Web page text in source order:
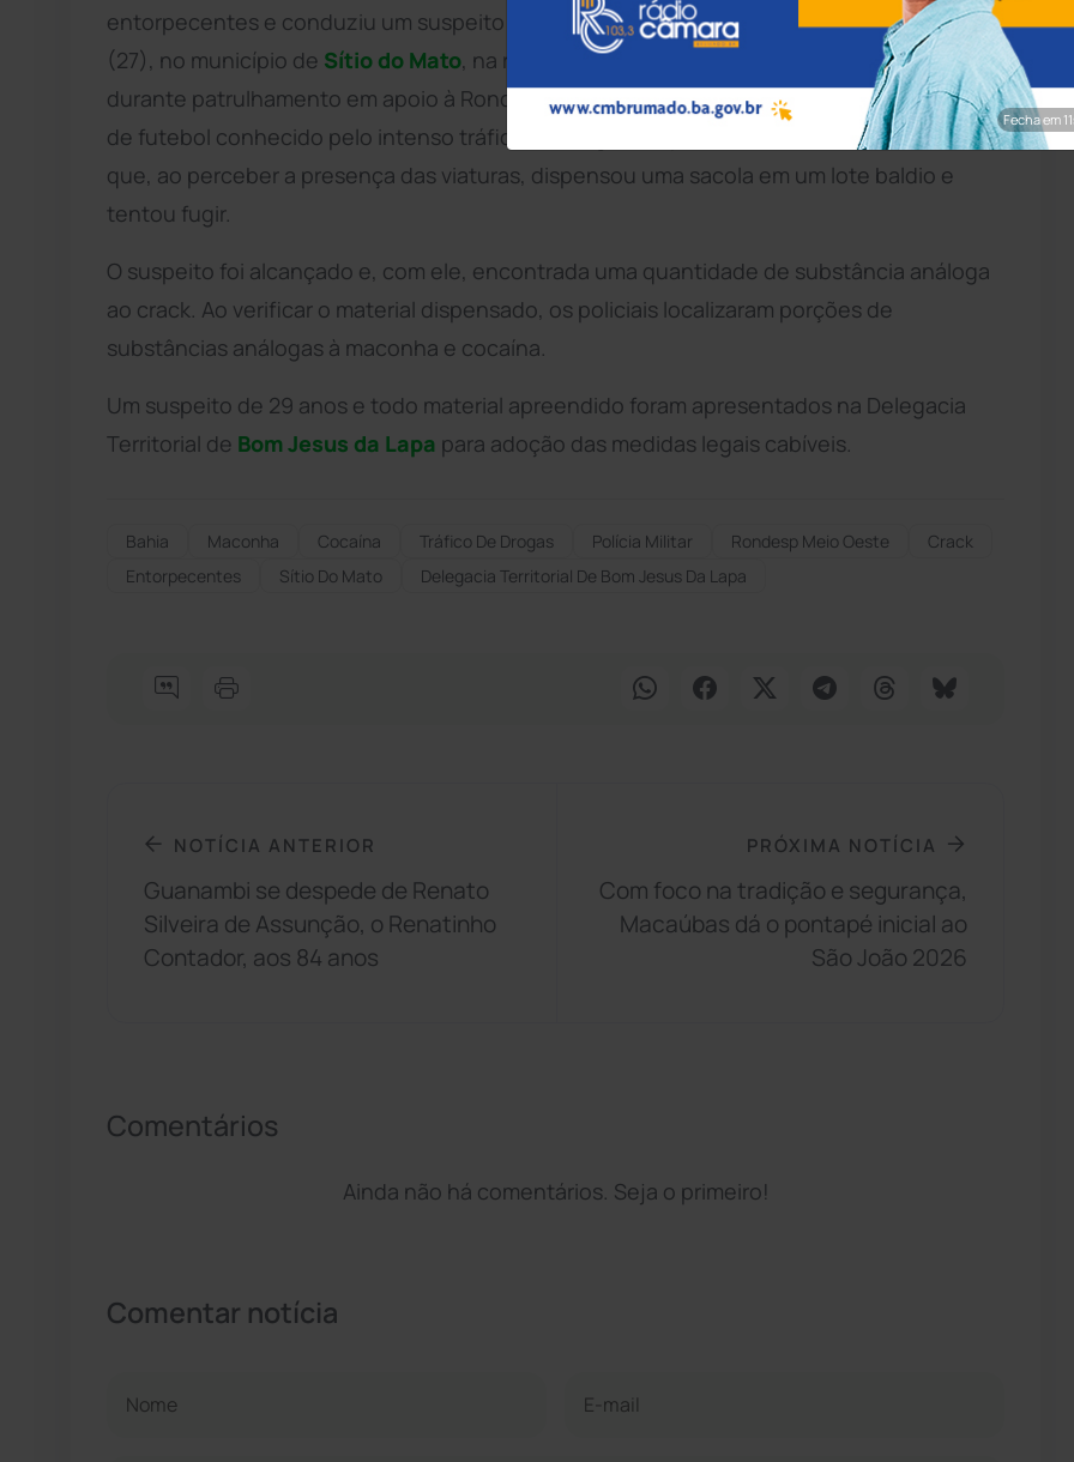
entorpecentes e conduziu um suspeito por tráfico de drogas na noite desta quarta-feira
(27), no município de Sítio do Mato, na região oeste da
. Por volta de 19h30,
durante patrulhamento em apoio à Rondesp Meio Oeste, nas imediações de um campo
de futebol conhecido pelo intenso tráfico de drogas, os policiais avistaram um indivíduo
que, ao perceber a presença das viaturas, dispensou uma sacola em um lote baldio e
tentou fugir.
O suspeito foi alcançado e, com ele, encontrada uma quantidade de substância análoga
ao crack. Ao verificar o material dispensado, os policiais localizaram porções de
substâncias análogas à maconha e cocaína.
Um suspeito de 29 anos e todo material apreendido foram apresentados na Delegacia
Territorial de Bom Jesus da Lapa para adoção das medidas legais cabíveis.
Bahia Maconha Cocaína Tráfico De Drogas Polícia Militar Rondesp Meio Oeste
Crack
Entorpecentes
Sítio Do Mato Delegacia Territorial De Bom Jesus Da Lapa
NOTÍCIA ANTERIOR
Guanambi se despede de Renato
Silveira de Assunção, o Renatinho
Contador, aos 84 anos
PRÓXIMA NOTÍCIA
Com foco na tradição e segurança,
Macaúbas dá o pontapé inicial ao
São João 2026
Comentários
Ainda não há comentários. Seja o primeiro!
Comentar notícia
Fecha em